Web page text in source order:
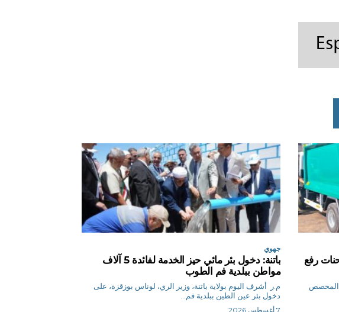
رفع
المخصص
جهوي
باتنة: دخول بئر مائي حيز الخدمة لفائدة 5 آلاف
مواطن ببلدية فم الطوب
م.ر أشرف اليوم بولاية باتنة، وزير الري، لوناس بوزقزة، على
دخول بئر عين الطين ببلدية فم...
7 أغسطس 2026